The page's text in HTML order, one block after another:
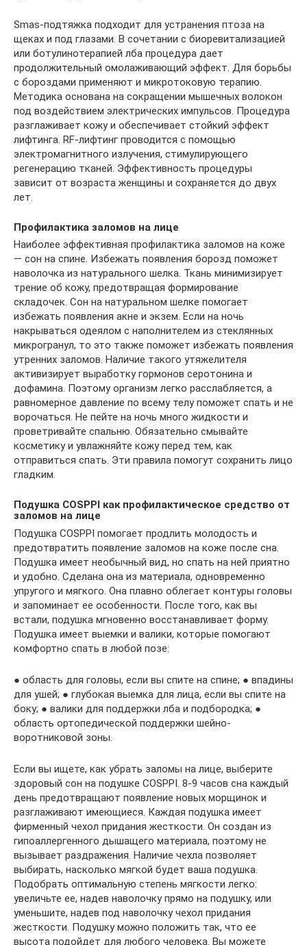
Smas-подтяжка подходит для устранения птоза на
щеках и под глазами. В сочетании с биоревитализацией
или ботулинотерапией лба процедура дает
продолжительный омолаживающий эффект. Для борьбы
с бороздами применяют и микротоковую терапию.
Методика основана на сокращении мышечных волокон
под воздействием электрических импульсов. Процедура
разглаживает кожу и обеспечивает стойкий эффект
лифтинга. RF-лифтинг проводится с помощью
электромагнитного излучения, стимулирующего
регенерацию тканей. Эффективность процедуры
зависит от возраста женщины и сохраняется до двух
лет.
Профилактика заломов на лице
Наиболее эффективная профилактика заломов на коже
— сон на спине. Избежать появления борозд поможет
наволочка из натурального шелка. Ткань минимизирует
трение об кожу, предотвращая формирование
складочек. Сон на натуральном шелке помогает
избежать появления акне и экзем. Если на ночь
накрываться одеялом с наполнителем из стеклянных
микрогранул, то это также поможет избежать появления
утренних заломов. Наличие такого утяжелителя
активизирует выработку гормонов серотонина и
дофамина. Поэтому организм легко расслабляется, а
равномерное давление по всему телу поможет спать и не
ворочаться. Не пейте на ночь много жидкости и
проветривайте спальню. Обязательно смывайте
косметику и увлажняйте кожу перед тем, как
отправиться спать. Эти правила помогут сохранить лицо
гладким.
Подушка COSPPI как профилактическое средство от
заломов на лице
Подушка COSPPI помогает продлить молодость и
предотвратить появление заломов на коже после сна.
Подушка имеет необычный вид, но спать на ней приятно
и удобно. Сделана она из материала, одновременно
упругого и мягкого. Она плавно облегает контуры головы
и запоминает ее особенности. После того, как вы
встали, подушка мгновенно восстанавливает форму.
Подушка имеет выемки и валики, которые помогают
комфортно спать в любой позе:
● область для головы, если вы спите на спине; ● впадины
для ушей; ● глубокая выемка для лица, если вы спите на
боку; ● валики для поддержки лба и подбородка; ●
область ортопедической поддержки шейно-
воротниковой зоны.
Если вы ищете, как убрать заломы на лице, выберите
здоровый сон на подушке COSPPI. 8-9 часов сна каждый
день предотвращают появление новых морщинок и
разглаживают имеющиеся. Каждая подушка имеет
фирменный чехол придания жесткости. Он создан из
гипоаллергенного дышащего материала, поэтому не
вызывает раздражения. Наличие чехла позволяет
выбирать, насколько мягкой будет ваша подушка.
Подобрать оптимальную степень мягкости легко:
увеличьте ее, надев наволочку прямо на подушку, или
уменьшите, надев под наволочку чехол придания
жесткости. Подушку можно положить так, что ее
высота подойдет для любого человека. Вы можете